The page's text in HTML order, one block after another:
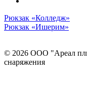
Рюкзак «Колледж»
Рюкзак «Ишерим»
© 2026 ООО "Ареал
снаряжения